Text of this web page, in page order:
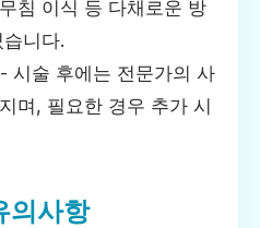
침 이식 등 다채로운 방
니다.
- 시술 후에는 전문가의 사
며, 필요한 경우 추가 시
의사항